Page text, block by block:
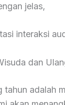
jelas,
interaksi
dan
adalah